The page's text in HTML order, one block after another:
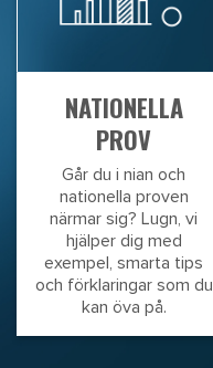
NATIONELLA
PROV
Går du i nian och
nationella proven
närmar sig? Lugn, vi
hjälper dig med
exempel, smarta tips
och förklaringar som du
kan öva på.